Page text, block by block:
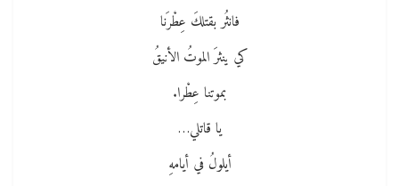
فانثُر بقتلكَ عِطْرَنا
كي ينثرَ الموتُ الأنيقُ
بموتنا عِطْرا.
يا قاتلي…
أيلولُ في أيامهِ